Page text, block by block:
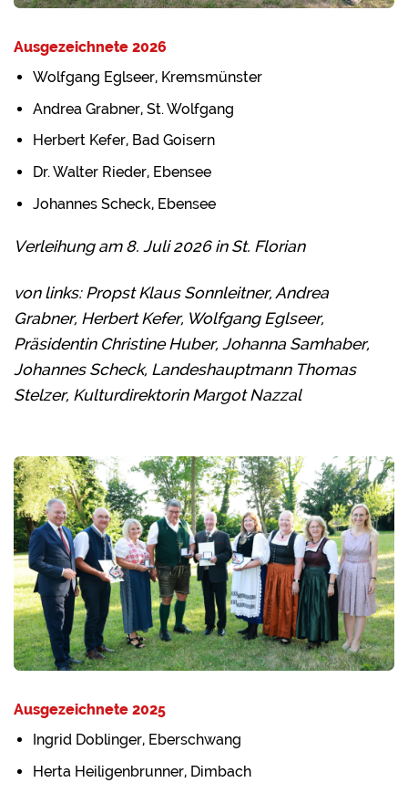
Ausgezeichnete 2026
Wolfgang Eglseer, Kremsmünster
Andrea Grabner, St. Wolfgang
Herbert Kefer, Bad Goisern
Dr. Walter Rieder, Ebensee
Johannes Scheck, Ebensee
Verleihung am 8. Juli 2026 in St. Florian
von links: Propst Klaus Sonnleitner, Andrea
Grabner, Herbert Kefer, Wolfgang Eglseer,
Präsidentin Christine Huber, Johanna Samhaber,
Johannes Scheck, Landeshauptmann Thomas
Stelzer, Kulturdirektorin Margot Nazzal
Ausgezeichnete 2025
Ingrid Doblinger, Eberschwang
Herta Heiligenbrunner, Dimbach